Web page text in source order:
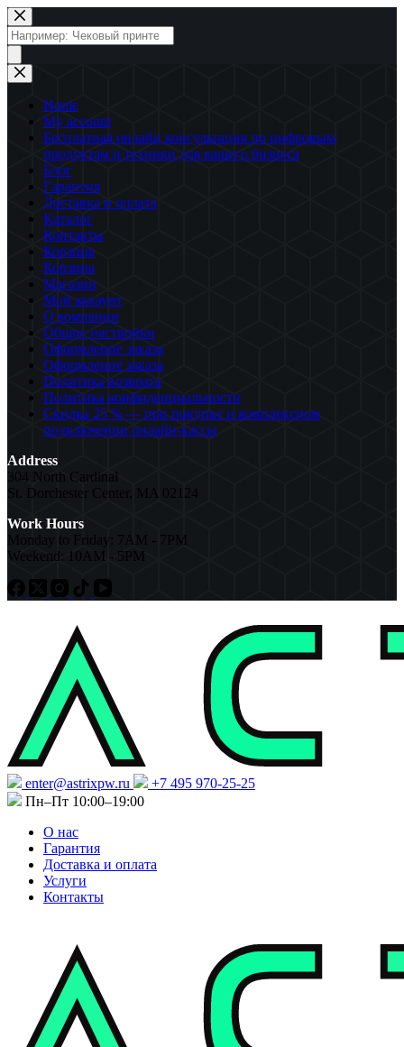
Перейти
к
сути
Поиск
товаров
Home
My account
Бесплатная онлайн консультация по цифровым
продуктам и техники для вашего бизнеса
Блог
Гарантия
Доставка и оплата
Каталог
Контакты
Корзина
Корзина
Магазин
Мой аккаунт
О компании
Общие настройки
Оформление заказа
Оформление заказа
Политика возврата
Политика конфиденциальности
Скидка 25 % — при покупке и комплексном
подключении онлайн-кассы
Address
304 North Cardinal
St. Dorchester Center, MA 02124
Work Hours
Monday to Friday: 7AM - 7PM
Weekend: 10AM - 5PM
enter@astrixpw.ru
+7 495 970-25-25
Пн–Пт 10:00–19:00
О нас
Гарантия
Доставка и оплата
Услуги
Контакты